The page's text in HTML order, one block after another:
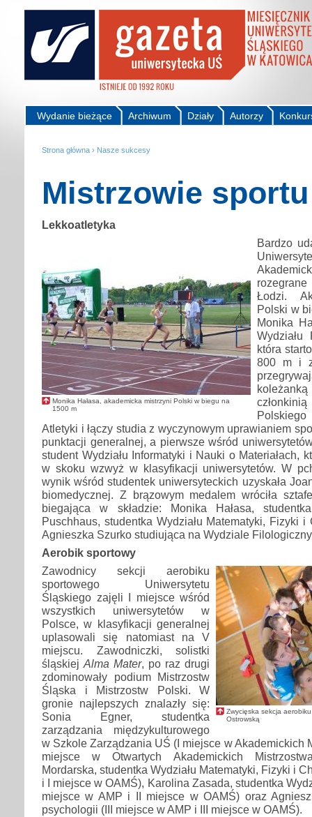
Autorzy
Działy
Archiwum
Wydanie bieżące
Strona główna › Nasze sukcesy
Mistrzowie sportu
Lekkoatletyka
Monika Hałasa, akademicka mistrzyni Polski w biegu na
1500 m
Bardzo
Łodzi.
Polski w
Monika
Wydziału
która
800 m i
Atletyki i łączy studia z wyczynowym uprawianiem
punktacji generalnej, a pierwsze wśród
student Wydziału Informatyki i Nauki o Materiałach,
w skoku wzwyż w klasyfikacji uniwersytetów. W
wynik wśród studentek uniwersyteckich uzyskała
biomedycznej. Z brązowym medalem wróciła
biegająca w składzie: Monika Hałasa,
Puschhaus, studentka Wydziału Matematyki, Fizyki
Agnieszka Szurko studiująca na Wydziale
Aerobik sportowy
Zwycięska sekcja
Ostrowską
Zawodnicy sekcji aerobiku
sportowego Uniwersytetu
Śląskiego zajęli I miejsce wśród
wszystkich uniwersytetów w
Polsce, w klasyfikacji generalnej
uplasowali się natomiast na V
miejscu. Zawodniczki, solistki
śląskiej Alma Mater, po raz drugi
zdominowały podium Mistrzostw
Śląska i Mistrzostw Polski. W
gronie najlepszych znalazły się:
Sonia Egner, studentka
zarządzania międzykulturowego
w Szkole Zarządzania UŚ (I miejsce w Akademickich
miejsce w Otwartych Akademickich
Mordarska, studentka Wydziału Matematyki, Fizyki i
i I miejsce w OAMŚ), Karolina Zasada, studentka
miejsce w AMP i II miejsce w OAMŚ) oraz
psychologii (III miejsce w AMP i III miejsce w OAMŚ).